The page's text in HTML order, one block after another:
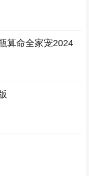
算命全家宠2024